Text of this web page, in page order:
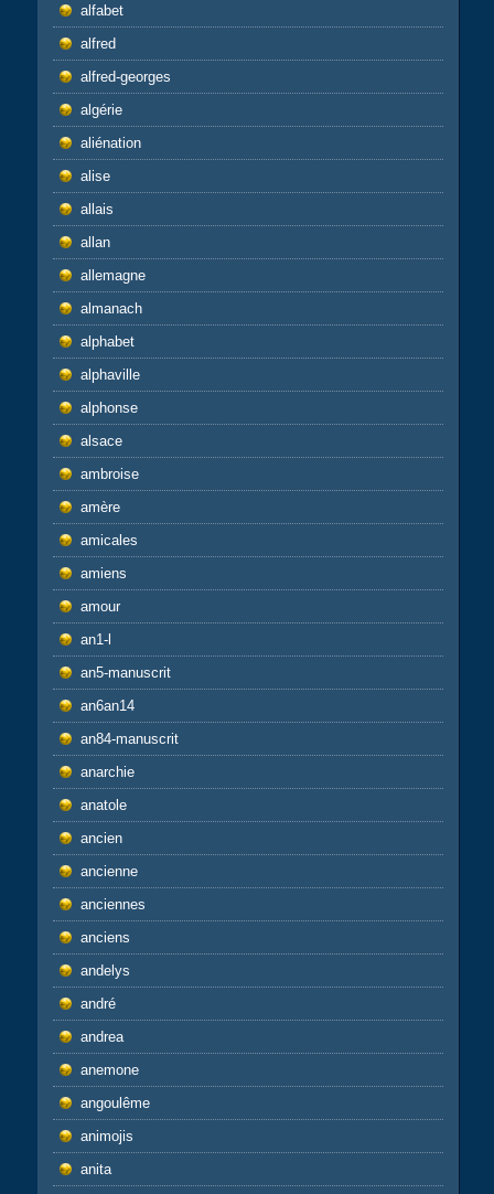
alfabet
alfred
alfred-georges
algérie
aliénation
alise
allais
allan
allemagne
almanach
alphabet
alphaville
alphonse
alsace
ambroise
amère
amicales
amiens
amour
an1-l
an5-manuscrit
an6an14
an84-manuscrit
anarchie
anatole
ancien
ancienne
anciennes
anciens
andelys
andré
andrea
anemone
angoulême
animojis
anita